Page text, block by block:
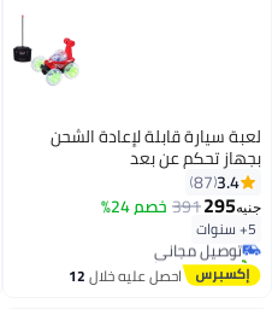
لعبة سيارة قابلة لإعادة الشحن
بجهاز تحكم عن بعد
3.4
87
جنيه295
391 خصم 24%
5+ سنوات أقل سعر في 7 يوم
توصيل مجاني
تم بيع +20 مؤخرًا
احصل عليه خلال12